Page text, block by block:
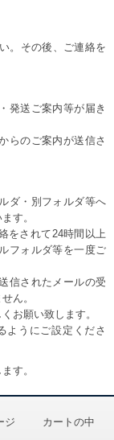
。その後、ご連絡を
発送ご案内等が届き
らのご案内が送信さ
ダ・別フォルダ等へ
す。
をされて24時間以上
フォルダ等を一度ご
信されたメールの受
ん。
お願い致します。
ようにご設定くださ
す。
ジ カートの中